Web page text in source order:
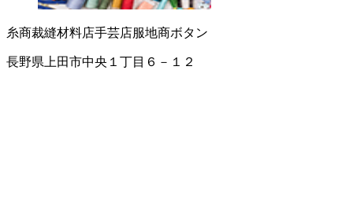
糸商裁縫材料店手芸店服地商ボタン
長野県上田市中央１丁目６－１２